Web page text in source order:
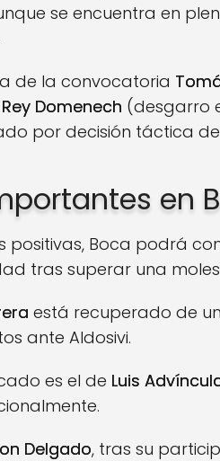
se encuentra en
de la convocatoria
Domenech (desgarro
por decisión táctica
en
positivas, Boca podrá
tras superar una
está recuperado de
ante Aldosivi.
es el de Luis
Delgado, tras su